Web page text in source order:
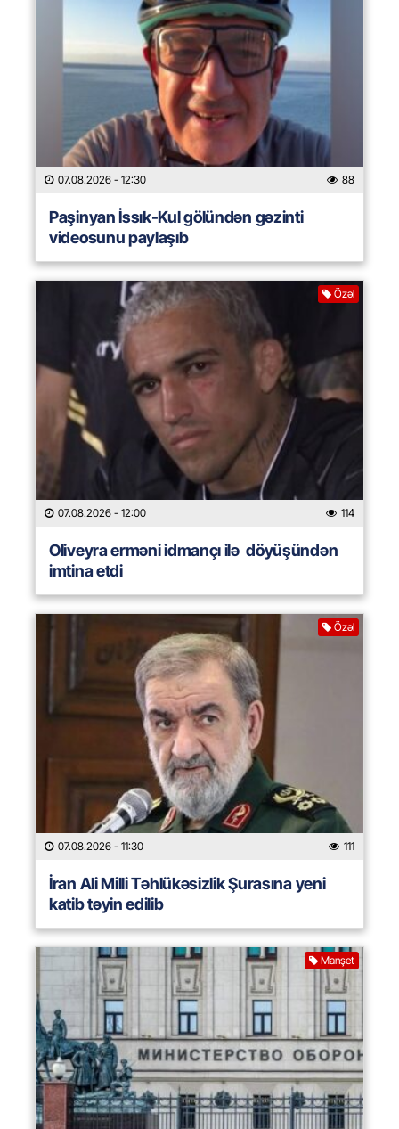
07.08.2026 - 12:30 88
Paşinyan İssık-Kul gölündən gəzinti
videosunu paylaşıb
Özəl
07.08.2026 - 12:00 114
Oliveyra erməni idmançı ilə döyüşündən
imtina etdi
Özəl
07.08.2026 - 11:30 111
İran Ali Milli Təhlükəsizlik Şurasına yeni
katib təyin edilib
Manşet